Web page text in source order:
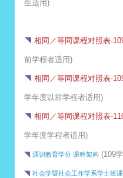
生适用)
◥ 相同／等同课程对照表-
前学程者适用)
◥ 相同／等同课程对照表-
学年度以前学程者适用)
◥ 相同／等同课程对照表-
学年度学程者适用)
◥ 通识教育学分 课程架构 (109
◥ 社会学暨社会工作学系学士班